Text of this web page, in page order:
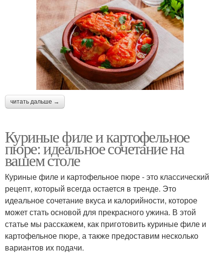
читать дальше →
Куриные филе и картофельное
пюре: идеальное сочетание на
вашем столе
Куриные филе и картофельное пюре - это классический
рецепт, который всегда остается в тренде. Это
идеальное сочетание вкуса и калорийности, которое
может стать основой для прекрасного ужина. В этой
статье мы расскажем, как приготовить куриные филе и
картофельное пюре, а также предоставим несколько
вариантов их подачи.